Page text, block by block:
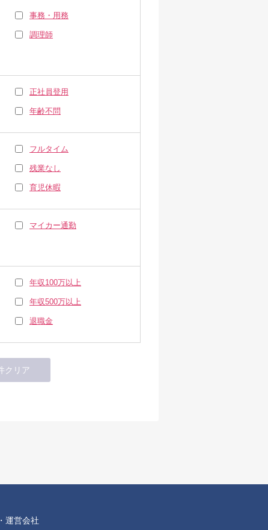
事務・用務
調理師
正社員登用
年齢不問
フルタイム
残業なし
育児休暇
マイカー通勤
年収100万以上
年収500万以上
退職金
・運営会社